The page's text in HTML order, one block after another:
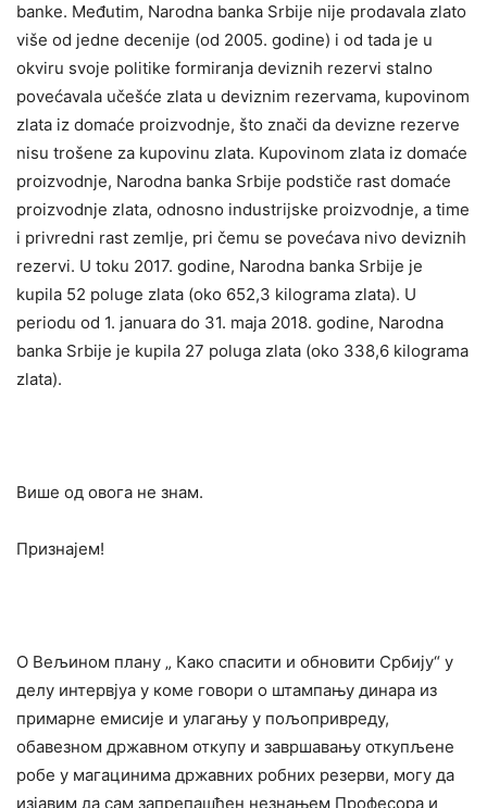
banke. Međutim, Narodna banka Srbije nije prodavala zlato
više od jedne decenije (od 2005. godine) i od tada je u
okviru svoje politike formiranja deviznih rezervi stalno
povećavala učešće zlata u deviznim rezervama, kupovinom
zlata iz domaće proizvodnje, što znači da devizne rezerve
nisu trošene za kupovinu zlata. Kupovinom zlata iz domaće
proizvodnje, Narodna banka Srbije podstiče rast domaće
proizvodnje zlata, odnosno industrijske proizvodnje, a time
i privredni rast zemlje, pri čemu se povećava nivo deviznih
rezervi. U toku 2017. godine, Narodna banka Srbije je
kupila 52 poluge zlata (oko 652,3 kilograma zlata). U
periodu od 1. januara do 31. maja 2018. godine, Narodna
banka Srbije je kupila 27 poluga zlata (oko 338,6 kilograma
zlata).
Више од овога не знам.
Признајем!
О Вељином плану „ Како спасити и обновити Србију“ у
делу интервјуа у коме говори о штампању динара из
примарне емисије и улагању у пољопривреду,
обавезном државном откупу и завршавању откупљене
робе у магацинима државних робних резерви, могу да
изјавим да сам запрепашћен незнањем Професора и